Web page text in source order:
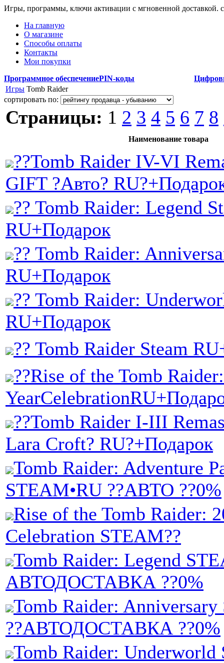
Игры, программы, ключи активации с мгновенной доставкой.
На главную
О магазине
Способы оплаты
Контакты
Мои покупки
Программное обеспечениеPIN-коды
Игры Tomb Raider
сортировать по:
Страницы: 1 2 3 4 5 6 7 8
Наименование товара
??Tomb Raider IV-VI
GIFT ?Авто?
?? Tomb Raider: Legend
RU+Подарок
?? Tomb Raider:
RU+Подарок
?? Tomb Raider:
RU+Подарок
?? Tomb Raider Steam
??Rise of the Tomb
??Tomb Raider I-III
Lara Croft? RU?+Подарок
Tomb Raider: Adventure
STEAM•RU ??АВТО ??0%
Rise of the Tomb Raider:
Celebration STEAM??
Tomb Raider: Legend
АВТОДОСТАВКА ??0%
Tomb Raider:
??АВТОДОСТАВКА ??0%
Tomb Raider: Underworld